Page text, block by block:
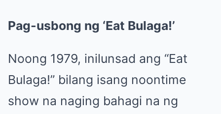
Pag-usbong ng ‘Eat Bulaga!’
Noong 1979, inilunsad ang “Eat
Bulaga!” bilang isang noontime
show na naging bahagi na ng